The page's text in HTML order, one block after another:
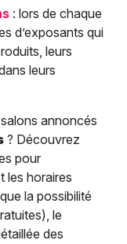
: lors de chaque
d’exposants qui
leurs
leurs
annoncés
? Découvrez
pour
les horaires
la possibilité
le
des